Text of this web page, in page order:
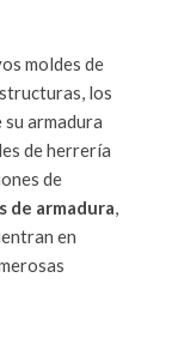
moldes de
los
armadura
de herrería
de
de armadura,
en